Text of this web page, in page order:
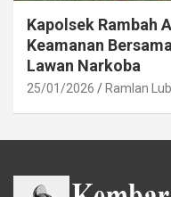
Kapolsek Rambah
Keamanan
Lawan Narkoba
25/01/2026 Ramlan